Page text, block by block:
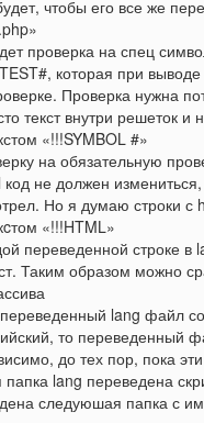
чтобы его все же
проверка на спец
которая при
Проверка нужна
текст внутри решеток
«!!!SYMBOL #»
на обязательную
код не должен
Но я думаю строки с
«!!!HTML»
переведенной строке
Таким образом можно
lang файл
то
до тех пор, пока
папка lang переведена
следуюшая папка с